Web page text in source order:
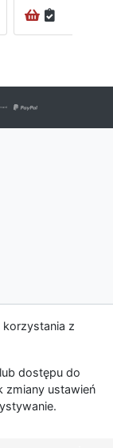
korzystania z
dostępu do
zmiany ustawień